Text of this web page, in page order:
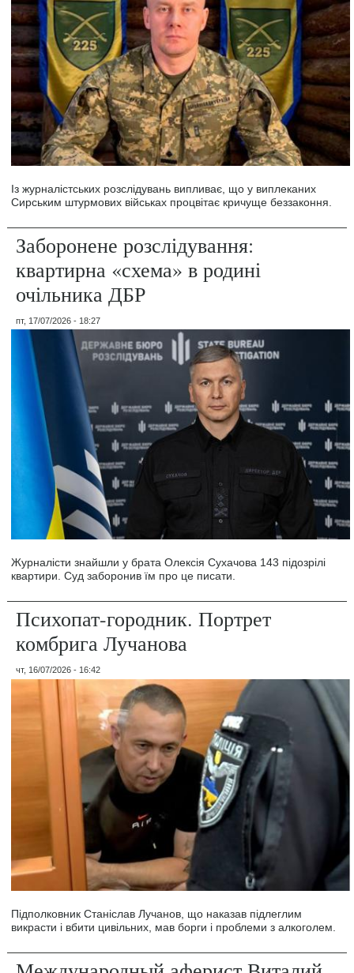
Із журналістських розслідувань випливає, що у виплеканих
Сирським штурмових військах процвітає кричуще беззаконня.
Заборонене розслідування:
квартирна «схема» в родині
очільника ДБР
пт, 17/07/2026 - 18:27
Журналісти знайшли у брата Олексія Сухачова 143 підозрілі
квартири. Суд заборонив їм про це писати.
Психопат-городник. Портрет
комбрига Лучанова
чт, 16/07/2026 - 16:42
Підполковник Станіслав Лучанов, що наказав підлеглим
викрасти і вбити цивільних, мав борги і проблеми з алкоголем.